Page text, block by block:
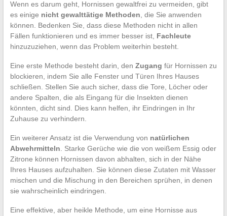
Wenn es darum geht, Hornissen gewaltfrei zu vermeiden, gibt
es einige nicht gewalttätige Methoden, die Sie anwenden
können. Bedenken Sie, dass diese Methoden nicht in allen
Fällen funktionieren und es immer besser ist, Fachleute
hinzuzuziehen, wenn das Problem weiterhin besteht.
Eine erste Methode besteht darin, den Zugang für Hornissen zu
blockieren, indem Sie alle Fenster und Türen Ihres Hauses
schließen. Stellen Sie auch sicher, dass die Tore, Löcher oder
andere Spalten, die als Eingang für die Insekten dienen
könnten, dicht sind. Dies kann helfen, ihr Eindringen in Ihr
Zuhause zu verhindern.
Ein weiterer Ansatz ist die Verwendung von natürlichen
Abwehrmitteln. Starke Gerüche wie die von weißem Essig oder
Zitrone können Hornissen davon abhalten, sich in der Nähe
Ihres Hauses aufzuhalten. Sie können diese Zutaten mit Wasser
mischen und die Mischung in den Bereichen sprühen, in denen
sie wahrscheinlich eindringen.
Eine effektive, aber heikle Methode, um eine Hornisse aus